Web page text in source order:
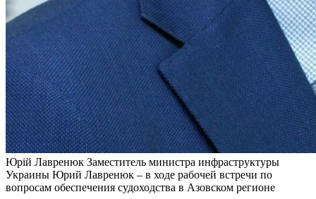
Юрій Лавренюк Заместитель министра инфраструктуры
Украины Юрий Лавренюк – в ходе рабочей встречи по
вопросам обеспечения судоходства в Азовском регионе